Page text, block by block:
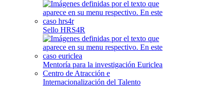
Sello HRS4R
Mentoría para la investigación Euriclea
Centro de Atracción e
Internacionalización del Talento